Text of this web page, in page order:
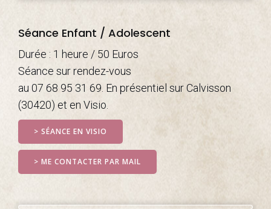
Séance Enfant / Adolescent
Durée : 1 heure / 50 Euros
Séance sur rendez-vous
au 07 68 95 31 69. En présentiel sur Calvisson
(30420) et en Visio.
> SÉANCE EN VISIO
> ME CONTACTER PAR MAIL